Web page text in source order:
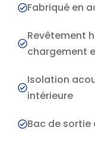
Fabriqué en
Revêtement
chargement
Isolation
intérieure
Bac de